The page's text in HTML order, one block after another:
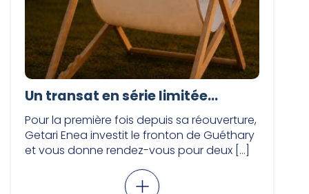
Un transat en série limitée…
Pour la première fois depuis sa réouverture,
Getari Enea investit le fronton de Guéthary
et vous donne rendez-vous pour deux […]